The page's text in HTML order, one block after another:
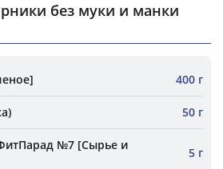
без муки и манки
400 г
50 г
№7 [Сырье и
5 г